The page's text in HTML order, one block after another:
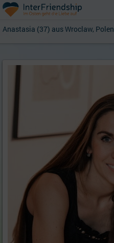
Anastasia (37) aus Wroclaw, Polen